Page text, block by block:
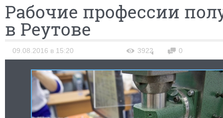
Рабочие профессии
в Реутове
09.08.2016 в 15:20 3922 0